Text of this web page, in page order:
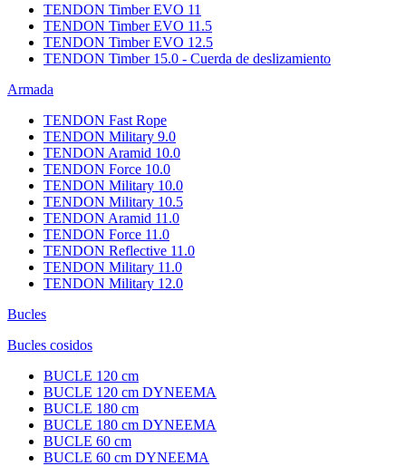
TENDON Timber EVO 11
TENDON Timber EVO 11.5
TENDON Timber EVO 12.5
TENDON Timber 15.0 - Cuerda de deslizamiento
Armada
TENDON Fast Rope
TENDON Military 9.0
TENDON Aramid 10.0
TENDON Force 10.0
TENDON Military 10.0
TENDON Military 10.5
TENDON Aramid 11.0
TENDON Force 11.0
TENDON Reflective 11.0
TENDON Military 11.0
TENDON Military 12.0
Bucles
Bucles cosidos
BUCLE 120 cm
BUCLE 120 cm DYNEEMA
BUCLE 180 cm
BUCLE 180 cm DYNEEMA
BUCLE 60 cm
BUCLE 60 cm DYNEEMA